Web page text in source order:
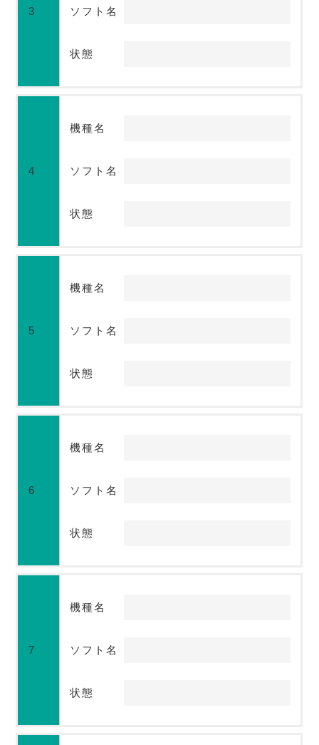
3 ソフト名
状態
4
機種名
ソフト名
状態
5
機種名
ソフト名
状態
6
機種名
ソフト名
状態
7
機種名
ソフト名
状態